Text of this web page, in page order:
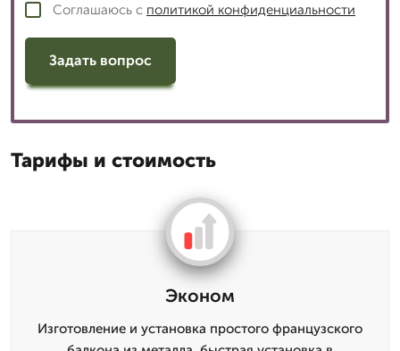
Соглашаюсь с политикой конфиденциальности
Задать вопрос
Тарифы и стоимость
Эконом
Изготовление и установка простого французского